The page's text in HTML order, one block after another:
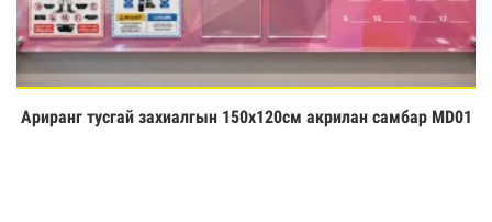
Үзэх
Ариранг тусгай захиалгын 150х120см акрилан самбар MD01